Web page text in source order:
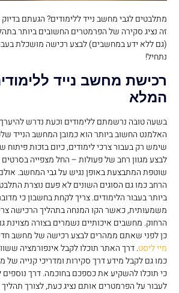
מתלבטים לגבי מחשב נייד ללימודים? הגעתם
זה נציג סקירה של הפרמטרים החשובים ביותר
(גם ללא ידע במחשבים) לבצע רכישה מושכלת
נתחיל!
רכישת מחשב נייד
המלא
בשעה טובה נרשמתם ללימודים וכעת נדרש
האלמנט החשוב ביותר הוא כמובן המחשב הנייד
שימש רק בעבור צרכי לימודים, כיום בזכות
לבצע מגוון רחב של פעולות – החל מצפייה בסרטים
שוטפת המתבצעת באופן נגיש על גבי המחשב.
הרחב כמו גם הסוגים השונים לא פעם נוצרת
ביותר בעבור הלימודים. צריך לקחת בחשבון כי
משמעותית, כאשר הקו המנחה בתהליך הרכישה
הרחוק. מחשבים איכותיים נשמרים בצורה
כן לפני שאתם ממהרים לבצע רכישה של מחשב
מיי ליסט. דרך האתר תוכלו לקבל אינפורמציה
כמו גם לקבל מידע דרך סקירות ומדריכי קנייה של
כי תוכלו להשקיע את כספכם בחוכמה. דרך נוספים
לעבור על הפרמטרים אותם נציג כעת, לצורך